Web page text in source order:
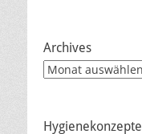
Archives
Archives
Hygienekonzepte